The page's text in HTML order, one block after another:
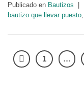
Publicado en Bautizos
bautizo que llevar puesto
1 …